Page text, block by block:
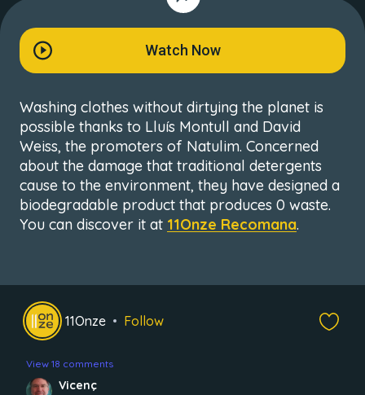
Watch Now
Washing clothes without dirtying the planet is
possible thanks to Lluís Montull and David
Weiss, the promoters of Natulim. Concerned
about the damage that traditional detergents
cause to the environment, they have designed a
biodegradable product that produces 0 waste.
You can discover it at 11Onze Recomana.
11Onze Follow
View 18 comments
Vicenç